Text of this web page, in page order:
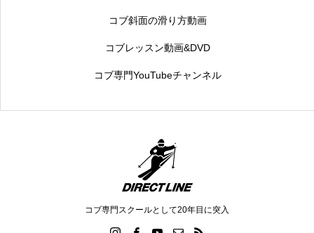
コブ斜面の滑り方動画
コブレッスン動画&DVD
コブ専門YouTubeチャンネル
コブ専門スクールとして20年目に突入